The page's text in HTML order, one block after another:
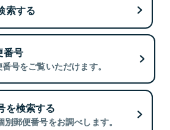
索する
番号
号をご覧いただけます。
を検索する
郵便番号をお調べします。